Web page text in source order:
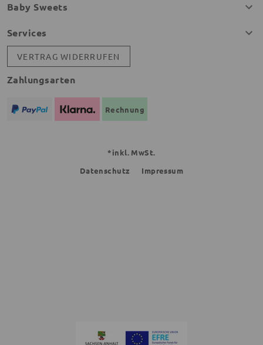
Baby Sweets
Services
VERTRAG WIDERRUFEN
Zahlungsarten
Rechnung
*inkl. MwSt.
Datenschutz
Impressum